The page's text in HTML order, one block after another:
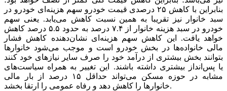
بنابراین با کاهش ۲۵ درصدی قیمت خودرو سهم هزینه‌ای خودرو در
سبد خانوار نیز تقریبا به همین نسبت کاهش می‌یابد. یعنی سهم
خودرو در سبد هزینه خانوار از ۷.۴ درصد به حدود ۵.۵ درصد کاهش
خواهد یافت. این کاهش سهم هزینه‌ای نشان‌دهنده کاهش فشار
مالی خانواده‌ها در بخش خودرو است و موجب می‌شود خانوار‌ها
بتوانند بخش بیشتری از درآمد خود را صرف سایر نیاز‌های خود کنند
یا پس‌انداز بیشتری داشته باشند. این تغییر به همراه سیاست‌های
مشابه در حوزه مسکن می‌تواند حداقل ۱۵ درصد از بار مالی
خانوار‌ها را کاهش دهد و رفاه عمومی را ارتقا بخشد.